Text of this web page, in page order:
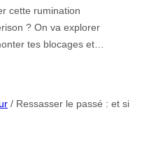
cette rumination
? On va explorer
tes blocages et…
/ Ressasser le passé : et si